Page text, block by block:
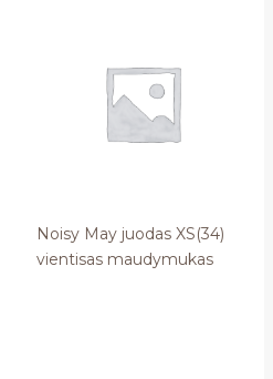
Noisy May juodas XS(34)
vientisas maudymukas